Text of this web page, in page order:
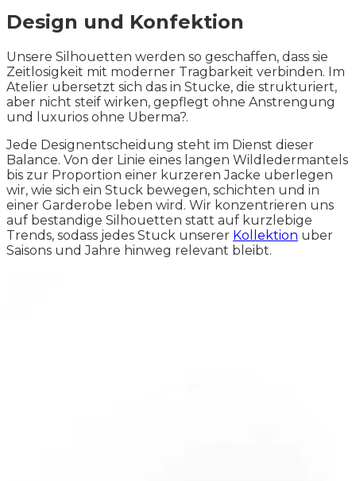
Design und Konfektion
Unsere Silhouetten werden so geschaffen, dass sie
Zeitlosigkeit mit moderner Tragbarkeit verbinden. Im
Atelier ubersetzt sich das in Stucke, die strukturiert,
aber nicht steif wirken, gepflegt ohne Anstrengung
und luxurios ohne Uberma?.
Jede Designentscheidung steht im Dienst dieser
Balance. Von der Linie eines langen Wildledermantels
bis zur Proportion einer kurzeren Jacke uberlegen
wir, wie sich ein Stuck bewegen, schichten und in
einer Garderobe leben wird. Wir konzentrieren uns
auf bestandige Silhouetten statt auf kurzlebige
Trends, sodass jedes Stuck unserer Kollektion uber
Saisons und Jahre hinweg relevant bleibt.